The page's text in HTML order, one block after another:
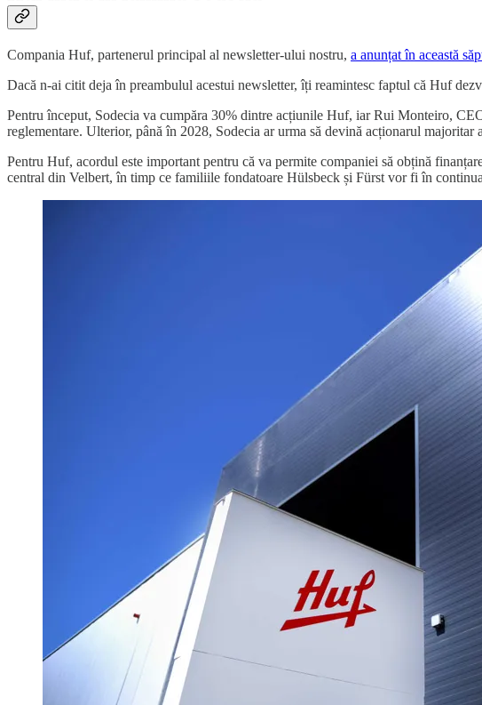
Compania Huf, partenerul principal al newsletter-ului nostru, a anunțat în această
Dacă n-ai citit deja în preambulul acestui newsletter, îți reamintesc faptul că Huf
Pentru început, Sodecia va cumpăra 30% dintre acțiunile Huf, iar Rui Monteiro,
reglementare. Ulterior, până în 2028, Sodecia ar urma să devină acționarul majoritar
Pentru Huf, acordul este important pentru că va permite companiei să obțină
central din Velbert, în timp ce familiile fondatoare Hülsbeck și Fürst vor fi în